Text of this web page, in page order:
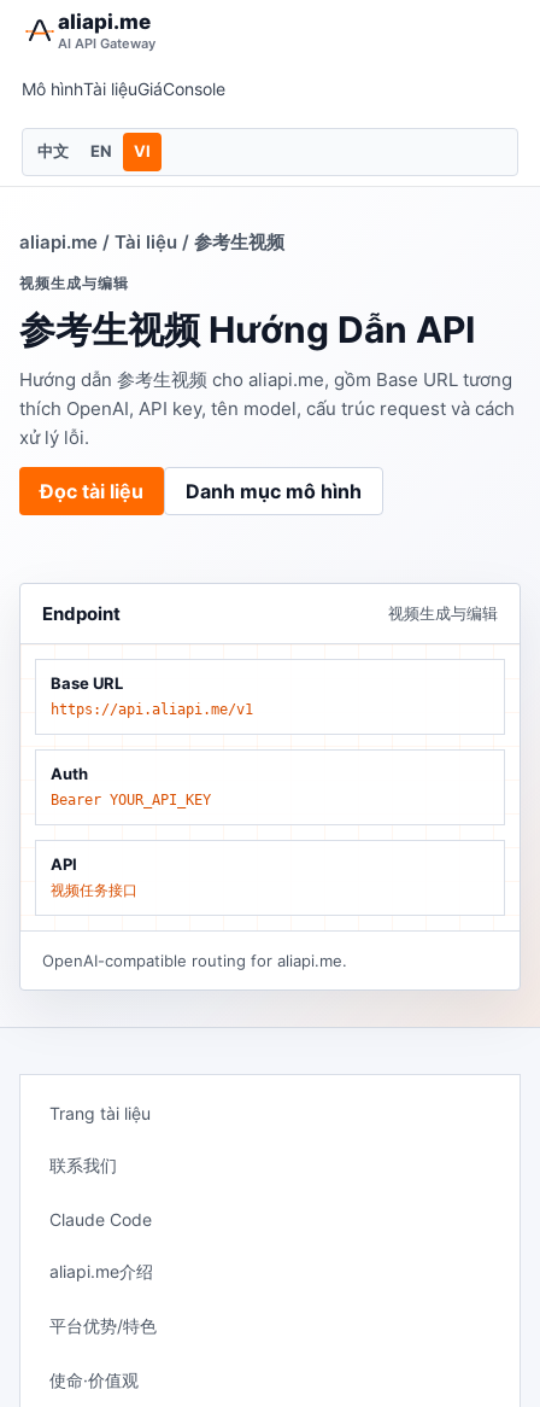
aliapi.me
AI API Gateway
Mô hìnhTài liệuGiáConsole
中文 EN VI
aliapi.me / Tài liệu / 参考生视频
视频生成与编辑
参考生视频 Hướng Dẫn API
Hướng dẫn 参考生视频 cho aliapi.me, gồm Base URL tương
thích OpenAI, API key, tên model, cấu trúc request và cách
xử lý lỗi.
Đọc tài liệu Danh mục mô hình
Endpoint 视频生成与编辑
Base URL
https://api.aliapi.me/v1
Auth
Bearer YOUR_API_KEY
API
视频任务接口
OpenAI-compatible routing for aliapi.me.
Trang tài liệu
联系我们
Claude Code
aliapi.me介绍
平台优势/特色
使命·价值观